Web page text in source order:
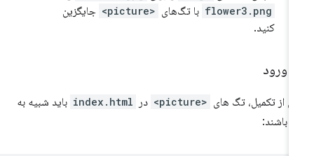
flower3.png با تگ‌های <picture>
جایگزین
کنید.
ورود
از تکمیل، تگ های <picture> در index.html باید شبیه به
باشند: